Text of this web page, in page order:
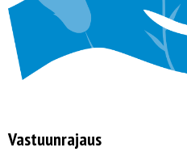
Vastuunrajaus